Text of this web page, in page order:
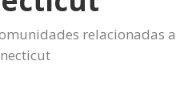
relacionadas a